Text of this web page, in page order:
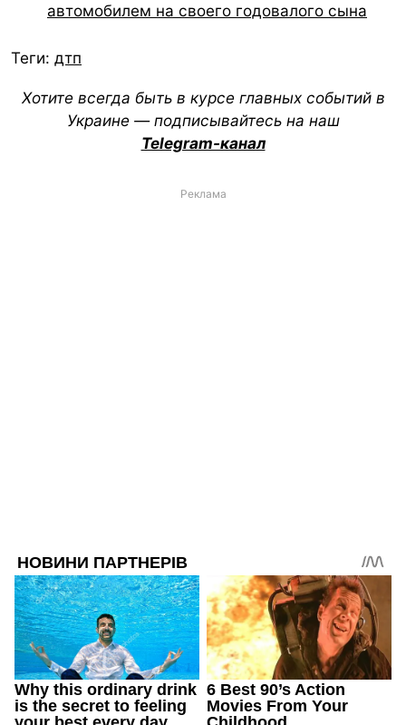
автомобилем на своего годовалого сына
Теги: дтп
Хотите всегда быть в курсе главных событий в
Украине — подписывайтесь на наш
Telegram-канал
Реклама